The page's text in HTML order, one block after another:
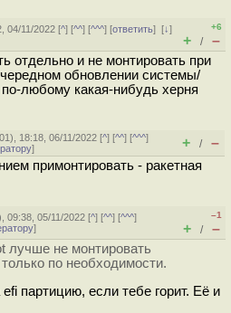
04/11/2022 [^] [^^] [^^^] [ответить][↓]
+6
+ / –
отдельно и не монтировать при
обновлении системы/
по-любому какая-нибудь херня
), 18:18, 06/11/2022 [^] [^^] [^^^]
] + / –
примонтировать - ракетная
09:38, 05/11/2022 [^] [^^] [^^^]
]
–1
+ / –
лучше не монтировать
по необходимости.
партицию, если тебе горит. Её и